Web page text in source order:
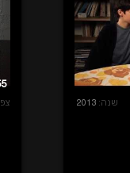
שנה: 2013